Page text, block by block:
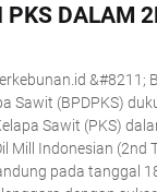
PKS DALAM
&#8211;
Sawit (BPDPKS)
Sawit (PKS)
Mill Indonesian (2nd
pada tanggal